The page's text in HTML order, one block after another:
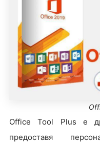
Office Tool Plus е
предоставя